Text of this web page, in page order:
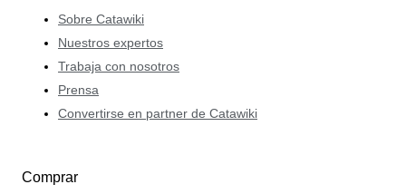
Sobre Catawiki
Nuestros expertos
Trabaja con nosotros
Prensa
Convertirse en partner de Catawiki
Comprar